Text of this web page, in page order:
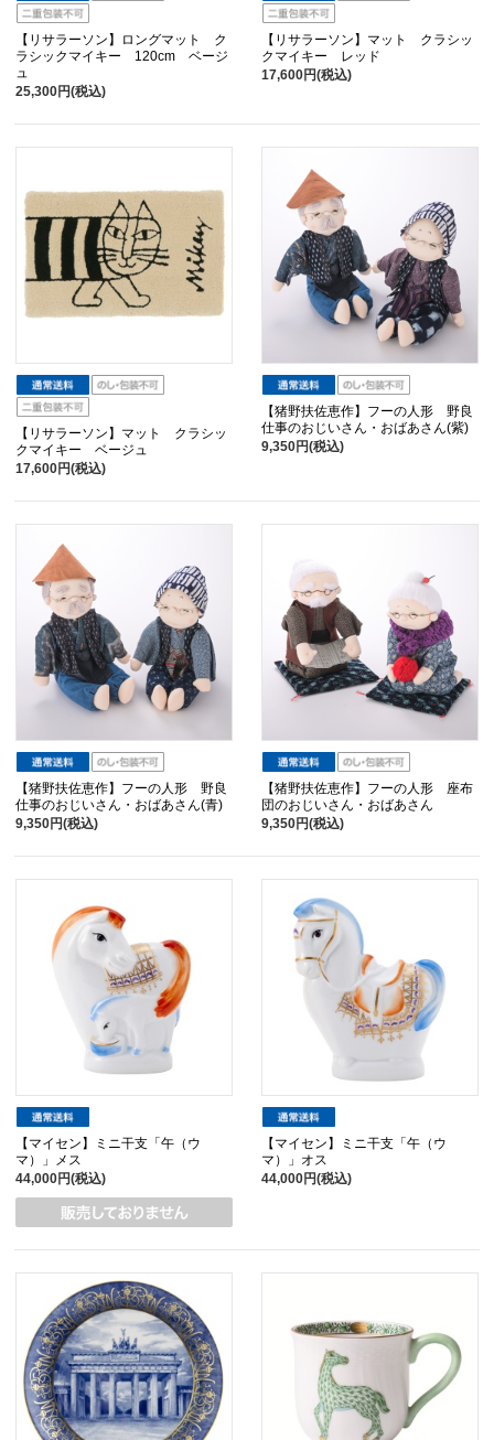
【リサラーソン】ロングマット ク
ラシックマイキー 120cm ベージ
ュ
25,300円(税込)
【リサラーソン】マット クラシッ
クマイキー レッド
17,600円(税込)
【リサラーソン】マット クラシッ
クマイキー ベージュ
17,600円(税込)
【猪野扶佐恵作】フーの人形 野良
仕事のおじいさん・おばあさん(紫)
9,350円(税込)
【猪野扶佐恵作】フーの人形 野良
仕事のおじいさん・おばあさん(青)
9,350円(税込)
【猪野扶佐恵作】フーの人形 座布
団のおじいさん・おばあさん
9,350円(税込)
【マイセン】ミニ干支「午（ウ
マ）」メス
44,000円(税込)
【マイセン】ミニ干支「午（ウ
マ）」オス
44,000円(税込)